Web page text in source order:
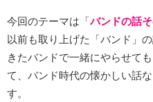
今回のテーマは「バンドの話そ
以前も取り上げた「バンド」
きたバンドで一緒にやらせて
て、バンド時代の懐かしい話
す。